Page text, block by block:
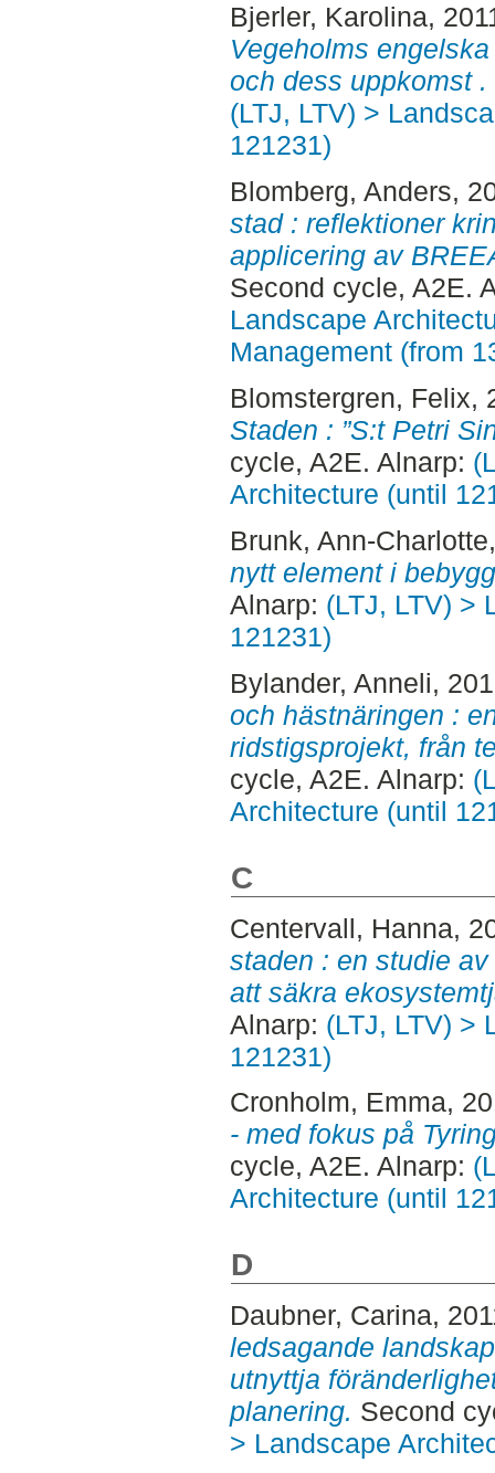
Bjerler, Karolina,
Vegeholms
och dess uppkomst .
(LTJ, LTV) >
121231)
Blomberg, Anders,
stad : reflektioner
applicering av
Second cycle, A2E.
Landscape
Management (from
Blomstergren, Felix,
Staden : ”S:t Petri
cycle, A2E. Alnarp:
Architecture (until
Brunk, Ann-Charlotte
nytt element i
Alnarp: (LTJ, LTV) >
121231)
Bylander, Anneli,
och hästnäringen :
ridstigsprojekt, från
cycle, A2E. Alnarp:
Architecture (until
C
Centervall, Hanna,
staden : en studie
att säkra
Alnarp: (LTJ, LTV) >
121231)
Cronholm, Emma,
- med fokus på
cycle, A2E. Alnarp:
Architecture (until
D
Daubner, Carina,
ledsagande
utnyttja
planering. Second
> Landscape